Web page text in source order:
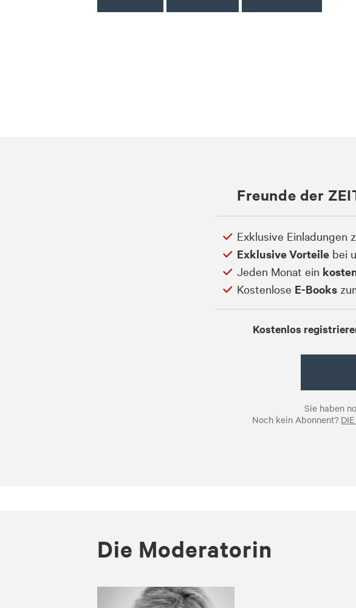
Freunde der
Exklusive Einladungen
Exklusive Vorteilebei
Jeden Monat ein
Kostenlose E-Books
Kostenlos
Sie haben
Noch kein Abonnent?
Die Mo­dera­to­rin